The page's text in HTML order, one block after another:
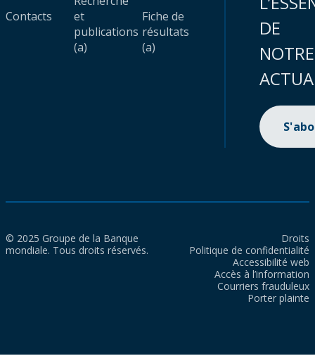
Contacts
et
publications
(a)
Fiche de
résultats
(a)
DE
NOTRE
© 2025 Groupe de la Banque
mondiale. Tous droits réservés.
Droits
Politique de confidentialité
Accessibilité web
Accès à l’information
Courriers frauduleux
Porter plainte